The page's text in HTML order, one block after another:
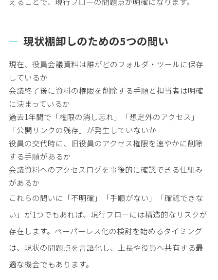
現状棚卸しのための5つの問い
現在、役員会議資料は誰がどのフォルダ・ツールに保存
しているか
会議終了後に資料の権限を削除する手順と担当者は明確
に決まっているか
過去1年間で「権限の消し忘れ」「想定外のアクセス」
「公開リンクの残存」が発生していないか
役員の交代時に、旧役員のアクセス権限を速やかに削除
する手順があるか
会議資料へのアクセスログを事後的に確認できる仕組み
があるか
これらの問いに「不明確」「手順がない」「確認できな
い」が1つでもあれば、現行フローには構造的なリスクが
存在します。ペーパーレス化の検討を始めるタイミング
は、現状の問題点を言語化し、上長や役員へ共有する最
適な機会でもあります。